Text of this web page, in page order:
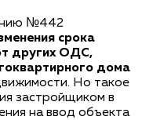
№442
срока
других ОДС,
дома
Но такое
застройщиком в
на ввод объекта